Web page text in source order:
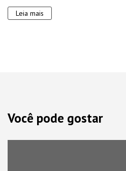
Leia mais
Você pode gostar